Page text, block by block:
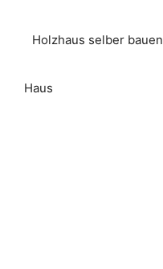
Holzhaus selber bauen
Haus